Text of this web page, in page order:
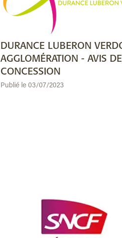
DURANCE LUBERON
AGGLOMÉRATION - AVIS DE
CONCESSION
Publié le 03/07/2023